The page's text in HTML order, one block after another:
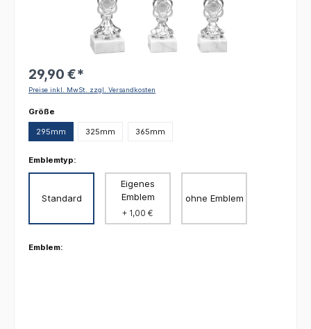
29,90 €*
Preise inkl. MwSt. zzgl. Versandkosten
Größe
295mm 325mm 365mm
Emblemtyp:
Standard
Eigenes
Emblem
+ 1,00 €
ohne Emblem
Emblem: